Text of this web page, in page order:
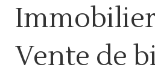
Vente de